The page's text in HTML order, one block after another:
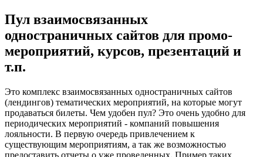
Пул взаимосвязанных
одностраничных сайтов для промо-
мероприятий, курсов, презентаций и
т.п.
Это комплекс взаимосвязанных одностраничных сайтов
(лендингов) тематических мероприятий, на которые могут
продаваться билеты. Чем удобен пул? Это очень удобно для
периодических мероприятий - компаний повышения
лояльности. В первую очередь привлечением к
существующим мероприятиям, а так же возможностью
предоставить отчеты о уже проведенных. Пример таких